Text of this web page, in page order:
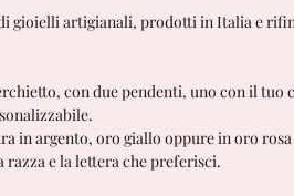
gioielli artigianali, prodotti in Italia e
con due pendenti, uno con il tuo
in argento, oro giallo oppure in oro rosa
razza e la lettera che preferisci.